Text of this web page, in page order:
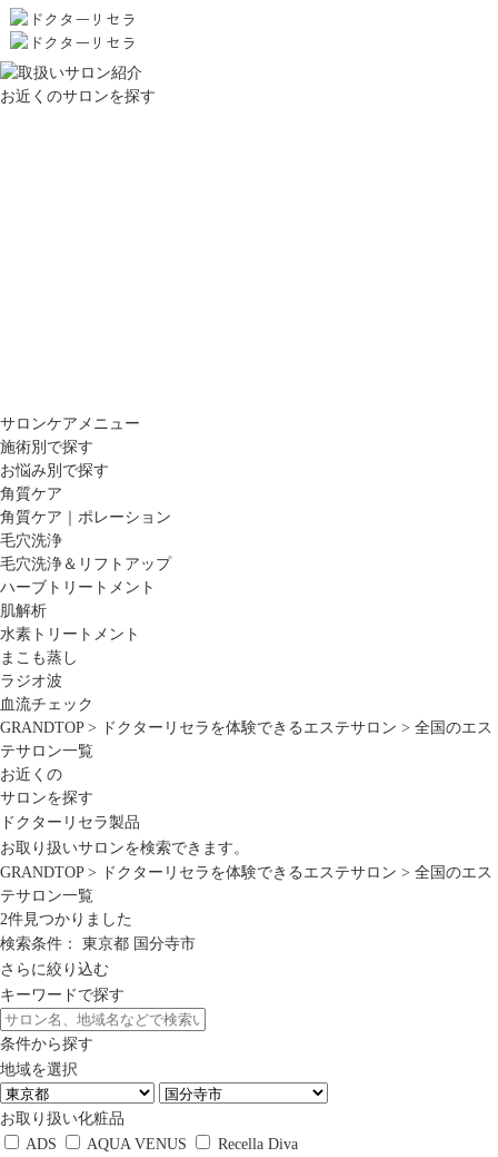
お近くのサロンを探す
サロンケアメニュー
施術別で探す
お悩み別で探す
角質ケア
角質ケア｜ポレーション
毛穴洗浄
毛穴洗浄＆リフトアップ
ハーブトリートメント
肌解析
水素トリートメント
まこも蒸し
ラジオ波
血流チェック
GRANDTOP> ドクターリセラを体験できるエステサロン > 全国のエス
テサロン一覧
お近くの
サロンを探す
ドクターリセラ製品
お取り扱いサロンを検索できます。
GRANDTOP> ドクターリセラを体験できるエステサロン > 全国のエス
テサロン一覧
2件見つかりました
検索条件：
東京都 国分寺市
さらに絞り込む
キーワードで探す
条件から探す
地域を選択
お取り扱い化粧品
ADS
AQUA VENUS
Recella Diva